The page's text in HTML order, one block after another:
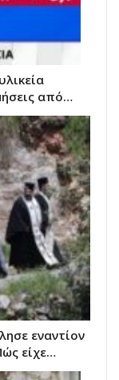
από…
εναντίον
είχε…